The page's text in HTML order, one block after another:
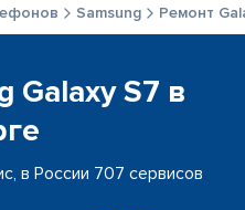
Samsung Ремонт
Galaxy S7 в
в России 707 сервисов